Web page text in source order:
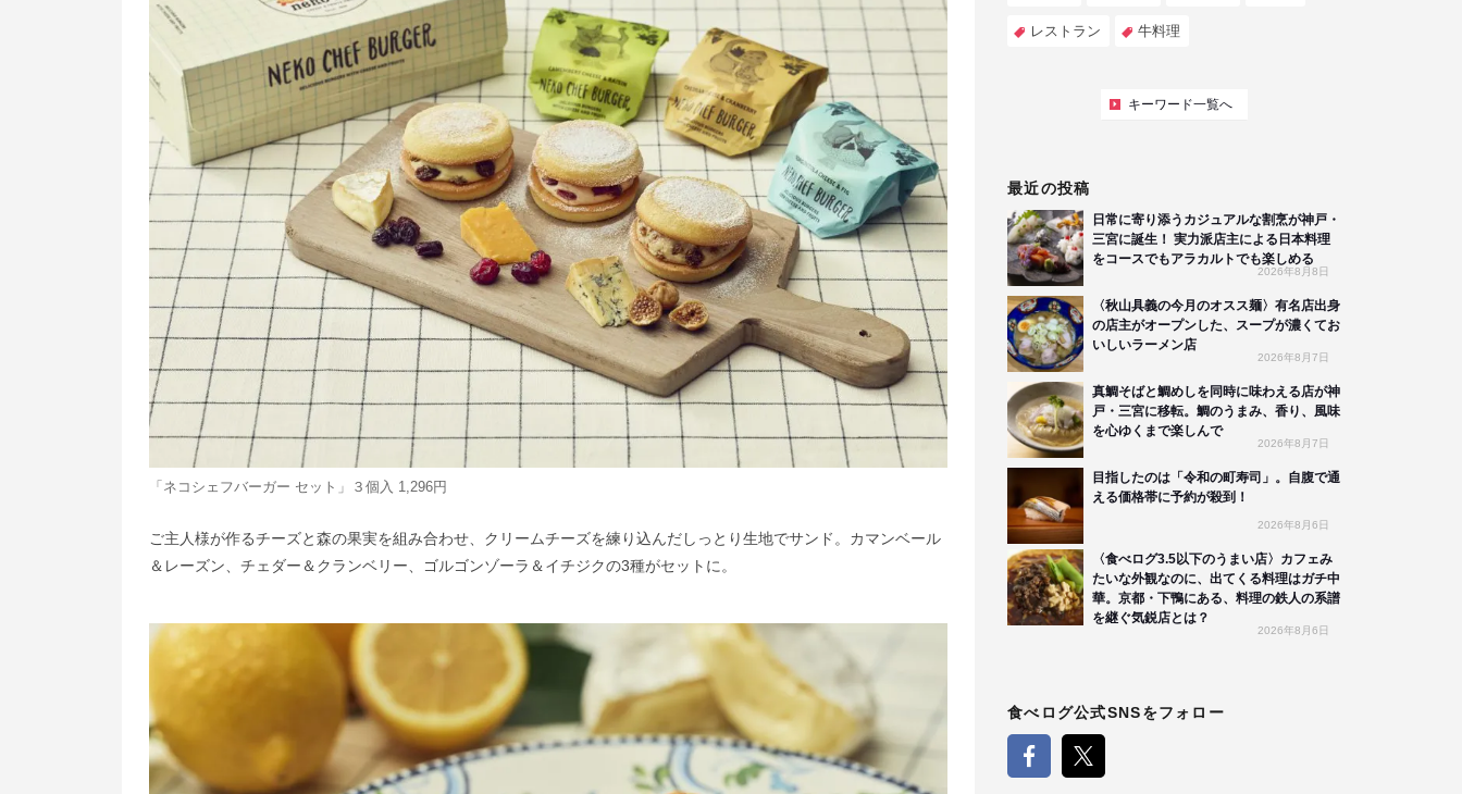
「ネコシェフバーガー セット」３個入 1,296円
ご主人様が作るチーズと森の果実を組み合わせ、クリームチーズを練り込んだしっとり生地でサンド。カマンベール
＆レーズン、チェダー＆クランベリー、ゴルゴンゾーラ＆イチジクの3種がセットに。
レストラン 牛料理
キーワード一覧へ
最近の投稿
日常に寄り添うカジュアルな割烹が神戸・
三宮に誕生！ 実力派店主による日本料理
をコースでもアラカルトでも楽しめる
2026年8月8日
〈秋山具義の今月のオスス麺〉有名店出身
の店主がオープンした、スープが濃くてお
いしいラーメン店
2026年8月7日
真鯛そばと鯛めしを同時に味わえる店が神
戸・三宮に移転。鯛のうまみ、香り、風味
を心ゆくまで楽しんで
2026年8月7日
目指したのは「令和の町寿司」。自腹で通
える価格帯に予約が殺到！
2026年8月6日
〈食べログ3.5以下のうまい店〉カフェみ
たいな外観なのに、出てくる料理はガチ中
華。京都・下鴨にある、料理の鉄人の系譜
を継ぐ気鋭店とは？
2026年8月6日
食べログ公式SNSをフォロー